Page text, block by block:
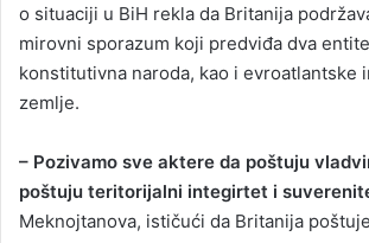
o situaciji u BiH rekla da Britanija
mirovni sporazum koji predviđa dva
konstitutivna naroda, kao i evroatlantske
zemlje.
– Pozivamo sve aktere da poštuju
poštuju teritorijalni integirtet i
Meknojtanova, ističući da Britanija